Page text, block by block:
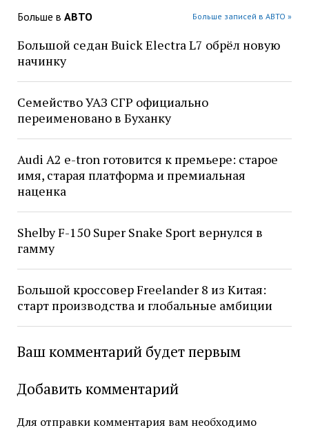
Больше в АВТО Больше записей в АВТО »
Большой седан Buick Electra L7 обрёл новую
начинку
Семейство УАЗ СГР официально
переименовано в Буханку
Audi A2 e-tron готовится к премьере: старое
имя, старая платформа и премиальная
наценка
Shelby F-150 Super Snake Sport вернулся в
гамму
Большой кроссовер Freelander 8 из Китая:
старт производства и глобальные амбиции
Ваш комментарий будет первым
Добавить комментарий
Для отправки комментария вам необходимо